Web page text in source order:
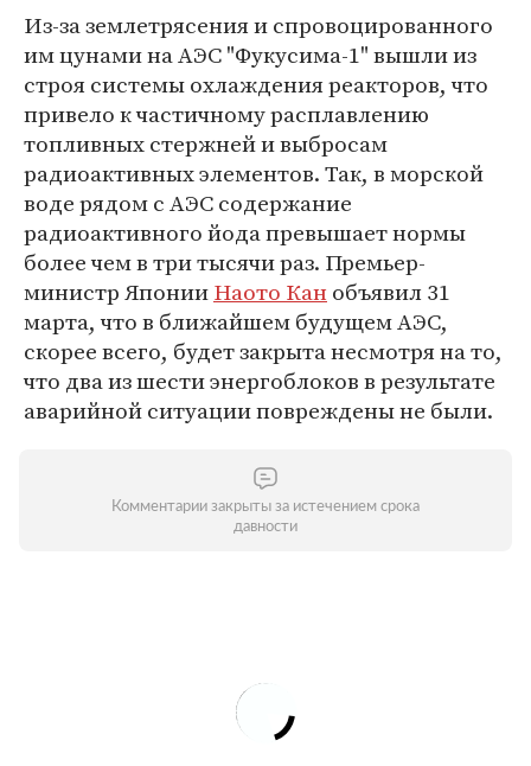
Из-за землетрясения и спровоцированного
им цунами на АЭС "Фукусима-1" вышли из
строя системы охлаждения реакторов, что
привело к частичному расплавлению
топливных стержней и выбросам
радиоактивных элементов. Так, в морской
воде рядом с АЭС содержание
радиоактивного йода превышает нормы
более чем в три тысячи раз. Премьер-
министр ЯпонииНаото Канобъявил 31
марта, что в ближайшем будущем АЭС,
скорее всего, будет закрыта несмотря на то,
что два из шести энергоблоков в результате
аварийной ситуации повреждены не были.
Комментарии закрыты за истечением срока
давности